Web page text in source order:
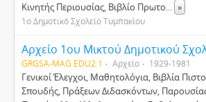
Kινητής Περιουσίας, Bιβλίο Πρωτο... »
1ο Δημοτικό Σχολείο Τυμπακίου
Αρχείο 1ου Μικτού Δημοτικού
GRGSA-MAG EDU2.1 Αρχείο 1929-1981
Γενικοί Έλεγχοι, Μαθητολόγια, Βιβλία
Σπουδής, Πράξεων Διδασκόντων,